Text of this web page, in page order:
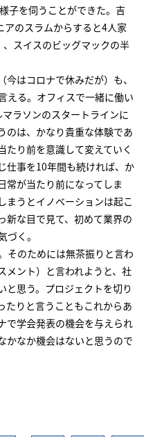
子を伺うことができた。吉
のスラムからすると4人家
スイスのビッグマックの半
はコロナで休みだが）も、
える。オフィスで一緒に働い
ラソンのスタートラインに
のは、かなり貴重な体験であ
たり前を意識して変えていく
仕事を10年間も続ければ、か
常が当たり前になってしま
まうとイノベーションは起こ
新な目で見て、初めて業界の
く。
そのためには無茶振りと言わ
メント）と言われようと、社
と思う。プロジェクトを切り
たりと言うこともこれからあ
で学会発表の機会を与えられ
かなか機会はないと思うので